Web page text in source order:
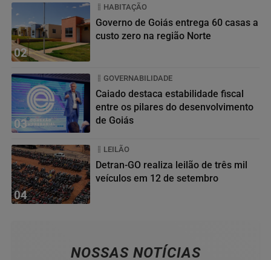
02
HABITAÇÃO
Governo de Goiás entrega 60 casas a
custo zero na região Norte
03
GOVERNABILIDADE
Caiado destaca estabilidade fiscal
entre os pilares do desenvolvimento
de Goiás
04
LEILÃO
Detran-GO realiza leilão de três mil
veículos em 12 de setembro
NOSSAS NOTÍCIAS